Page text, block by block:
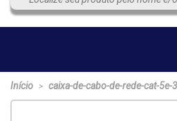
Início > caixa-de-cabo-de-rede-cat-5e-